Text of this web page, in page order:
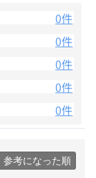
0件
0件
0件
0件
0件
参考になった順